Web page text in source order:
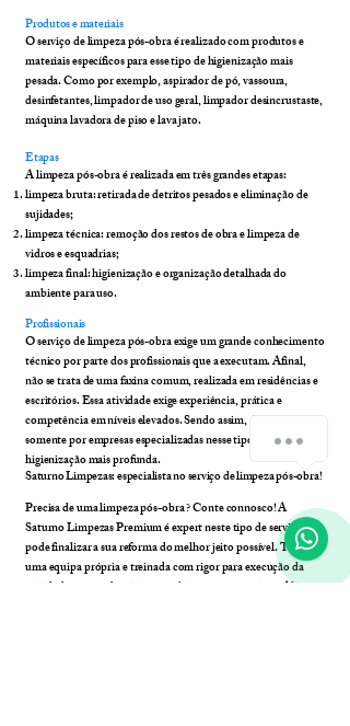
Produtos e materiais
O serviço de limpeza pós-obra é realizado com produtos e
materiais específicos para esse tipo de higienização mais
pesada. Como por exemplo, aspirador de pó, vassoura,
desinfetantes, limpador de uso geral, limpador desincrustaste,
máquina lavadora de piso e lava jato.
Etapas
A limpeza pós-obra é realizada em três grandes etapas:
limpeza bruta: retirada de detritos pesados e eliminação de
sujidades;
limpeza técnica: remoção dos restos de obra e limpeza de
vidros e esquadrias;
limpeza final: higienização e organização detalhada do
ambiente para uso.
Profissionais
O serviço de limpeza pós-obra exige um grande conhecimento
técnico por parte dos profissionais que a executam. Afinal,
não se trata de uma faxina comum, realizada em residências e
escritórios. Essa atividade exige experiência, prática e
competência em níveis elevados. Sendo assim, deve ser feita
somente por empresas especializadas nesse tipo de
higienização mais profunda.
Saturno Limpezas: especialista no serviço de limpeza pós-obra!
Precisa de uma limpeza pós-obra ? Conte connosco! A
Saturno Limpezas Premium é expert neste tipo de serviço e
pode finalizar a sua reforma do melhor jeito possível. Temos
uma equipa própria e treinada com rigor para execução da
atividade em condomínios e ambientes corporativos. Além
Peça já o seu Orçamento Grátis
1